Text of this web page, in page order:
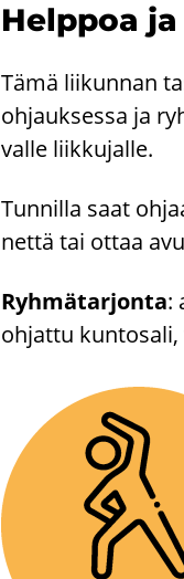
Help­poa
Tämä lii­kun­nan
oh­jauk­ses­sa ja
val­le liik­ku­jal­le.
Tun­nil­la saat
net­tä tai ottaa
Ryh­mä­tar­jon­ta:
oh­jat­tu